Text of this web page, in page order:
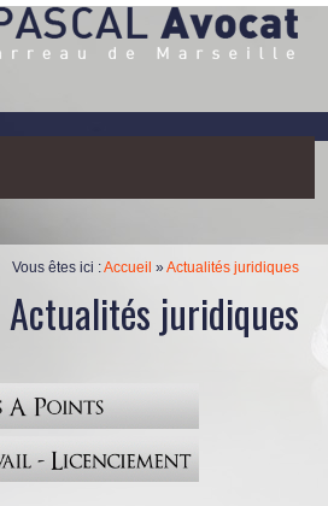
Vous êtes ici :Accueil »Actualités juridiques
Actualités juridiques